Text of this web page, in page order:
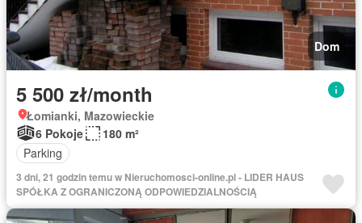
Dom
5 500 zł/month
Łomianki, Mazowieckie
6 Pokoje
180 m²
Parking
3 dni, 21 godzin temu w Nieruchomosci-online.pl - LIDER HAUS
SPÓŁKA Z OGRANICZONĄ ODPOWIEDZIALNOŚCIĄ